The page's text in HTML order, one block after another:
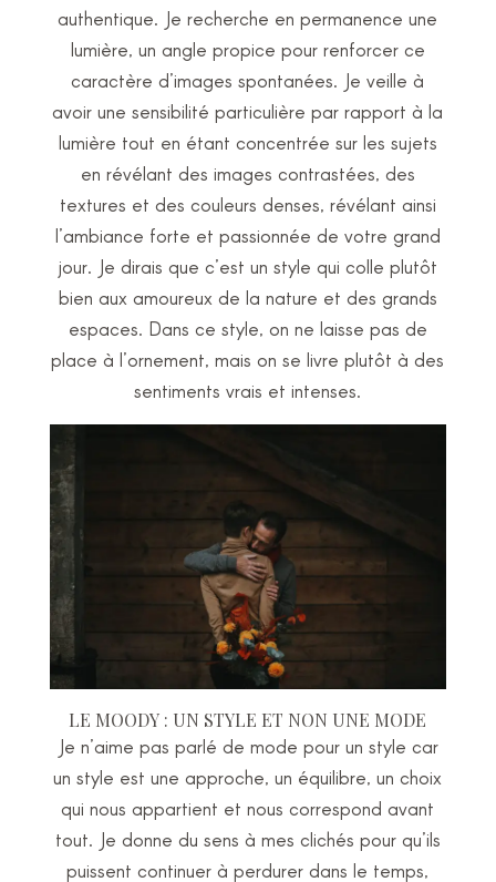
authentique. Je recherche en permanence une
lumière, un angle propice pour renforcer ce
caractère d’images spontanées. Je veille à
avoir une sensibilité particulière par rapport à la
lumière tout en étant concentrée sur les sujets
en révélant des images contrastées, des
textures et des couleurs denses, révélant ainsi
l’ambiance forte et passionnée de votre grand
jour. Je dirais que c’est un style qui colle plutôt
bien aux amoureux de la nature et des grands
espaces. Dans ce style, on ne laisse pas de
place à l’ornement, mais on se livre plutôt à des
sentiments vrais et intenses.
LE MOODY : UN STYLE ET NON UNE MODE
Je n’aime pas parlé de mode pour un style car
un style est une approche, un équilibre, un choix
qui nous appartient et nous correspond avant
tout. Je donne du sens à mes clichés pour qu’ils
puissent continuer à perdurer dans le temps,